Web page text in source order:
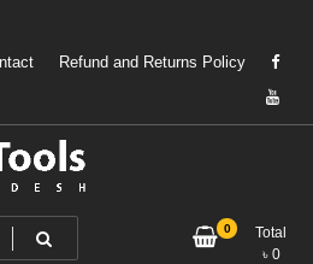
Refund and Returns Policy
Bangladesh.
0
Total
৳ 0